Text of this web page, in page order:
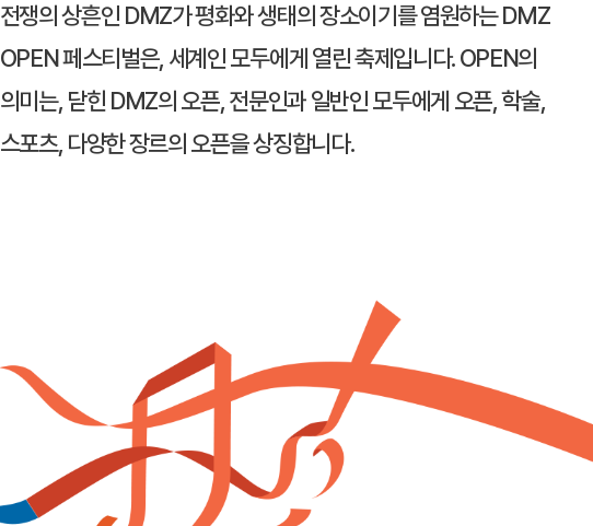
전쟁의 상흔인 DMZ가 평화와 생태의 장소이기를 염원하는 DMZ
OPEN 페스티벌은, 세계인 모두에게 열린 축제입니다. OPEN의
의미는, 닫힌 DMZ의 오픈, 전문인과 일반인 모두에게 오픈, 학술,
스포츠, 다양한 장르의 오픈을 상징합니다.